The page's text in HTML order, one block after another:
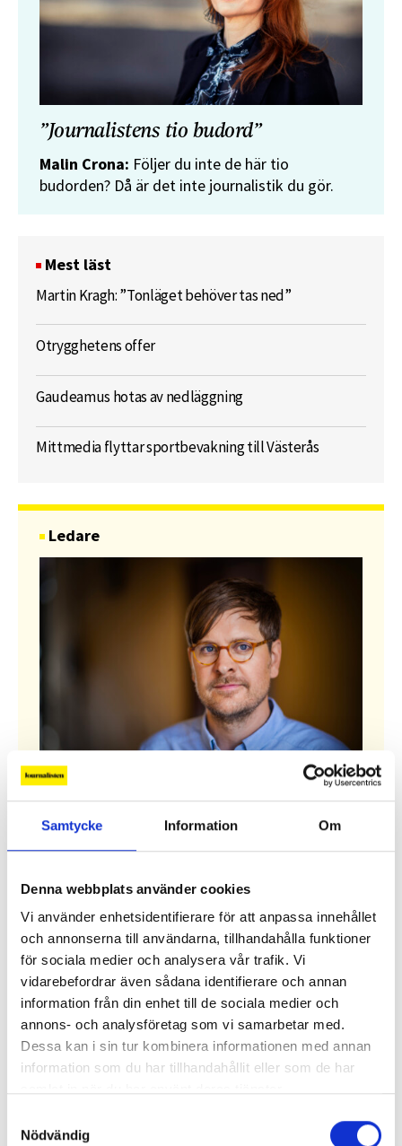
Samtycke Information Om
Denna webbplats använder cookies
Vi använder enhetsidentifierare för att anpassa innehållet
och annonserna till användarna, tillhandahålla funktioner
för sociala medier och analysera vår trafik. Vi
vidarebefordrar även sådana identifierare och annan
information från din enhet till de sociala medier och
annons- och analysföretag som vi samarbetar med.
Dessa kan i sin tur kombinera informationen med annan
information som du har tillhandahållit eller som de har
Nödvändig
”Journalistens tio budord”
Malin Crona: Följer du inte de här tio
budorden? Då är det inte journalistik du gör.
Mest läst
Martin Kragh: ”Tonläget behöver tas ned”
Otrygghetens offer
Gaudeamus hotas av nedläggning
Mittmedia flyttar sportbevakning till Västerås
Ledare
”Hotet kommer från höger”
Den populistiska mediekritiken har blivit en
högerpolitisk strategi. I Sverige har det hittills
mediepolitiken.
Debatt
Replik: ”Sociala medier kan räknas som kritisk
infrastruktur”
Instagram för att nå hela befolkningen”